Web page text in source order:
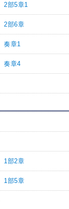
2部5章1
2部6章
奏章1
奏章4
1部2章
1部5章